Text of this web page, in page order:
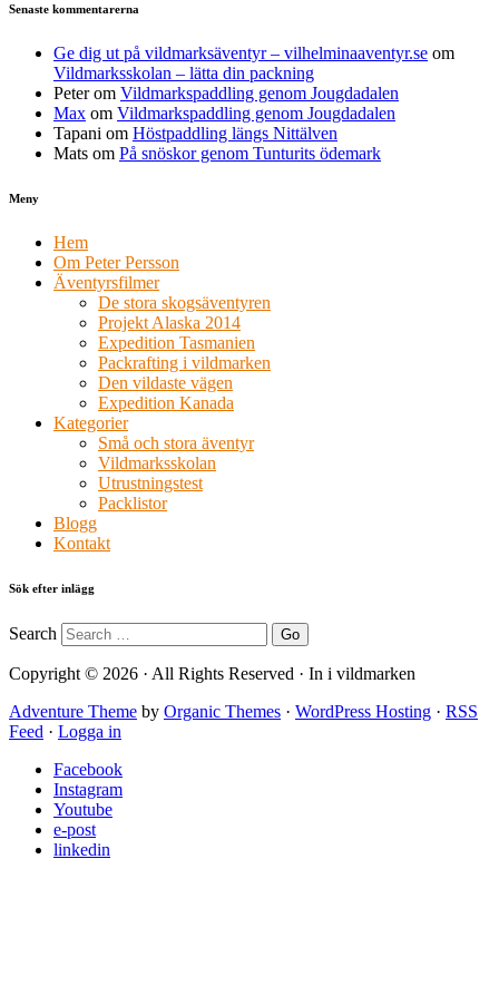
Senaste kommentarerna
Ge dig ut på vildmarksäventyr – vilhelminaaventyr.se om
Vildmarksskolan – lätta din packning
Peterom Vildmarkspaddling genom Jougdadalen
Max om Vildmarkspaddling genom Jougdadalen
Tapani om Höstpaddling längs Nittälven
Mats om På snöskor genom Tunturits ödemark
Meny
Hem
Om Peter Persson
Äventyrsfilmer
De stora skogsäventyren
Projekt Alaska 2014
Expedition Tasmanien
Packrafting i vildmarken
Den vildaste vägen
Expedition Kanada
Kategorier
Små och stora äventyr
Vildmarksskolan
Utrustningstest
Packlistor
Blogg
Kontakt
Sök efter inlägg
Search
Copyright © 2026 · All Rights Reserved · In i vildmarken
Adventure Theme by Organic Themes · WordPress Hosting · RSS
Feed · Logga in
Facebook
Instagram
Youtube
e-post
linkedin